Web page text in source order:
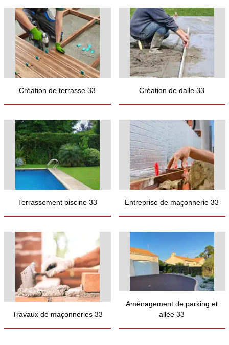
Création de terrasse 33 Création de dalle 33
Terrassement piscine 33 Entreprise de maçonnerie 33
Travaux de maçonneries 33
Aménagement de parking et
allée 33